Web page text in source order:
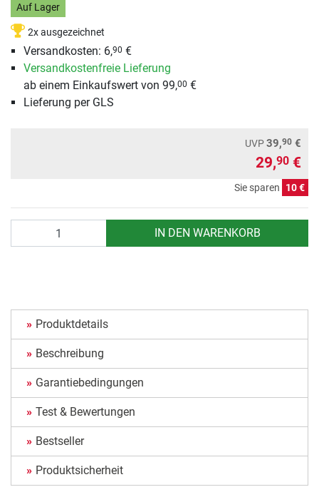
Auf Lager
2x ausgezeichnet
Versandkosten: 6,90 €
Versandkostenfreie Lieferung
ab einem Einkaufswert von 99,00 €
Lieferung per GLS
UVP39,90 €
29,90 €
Sie sparen 10 €
IN DEN WARENKORB
Produktdetails
Beschreibung
Garantiebedingungen
Test & Bewertungen
Bestseller
Produktsicherheit